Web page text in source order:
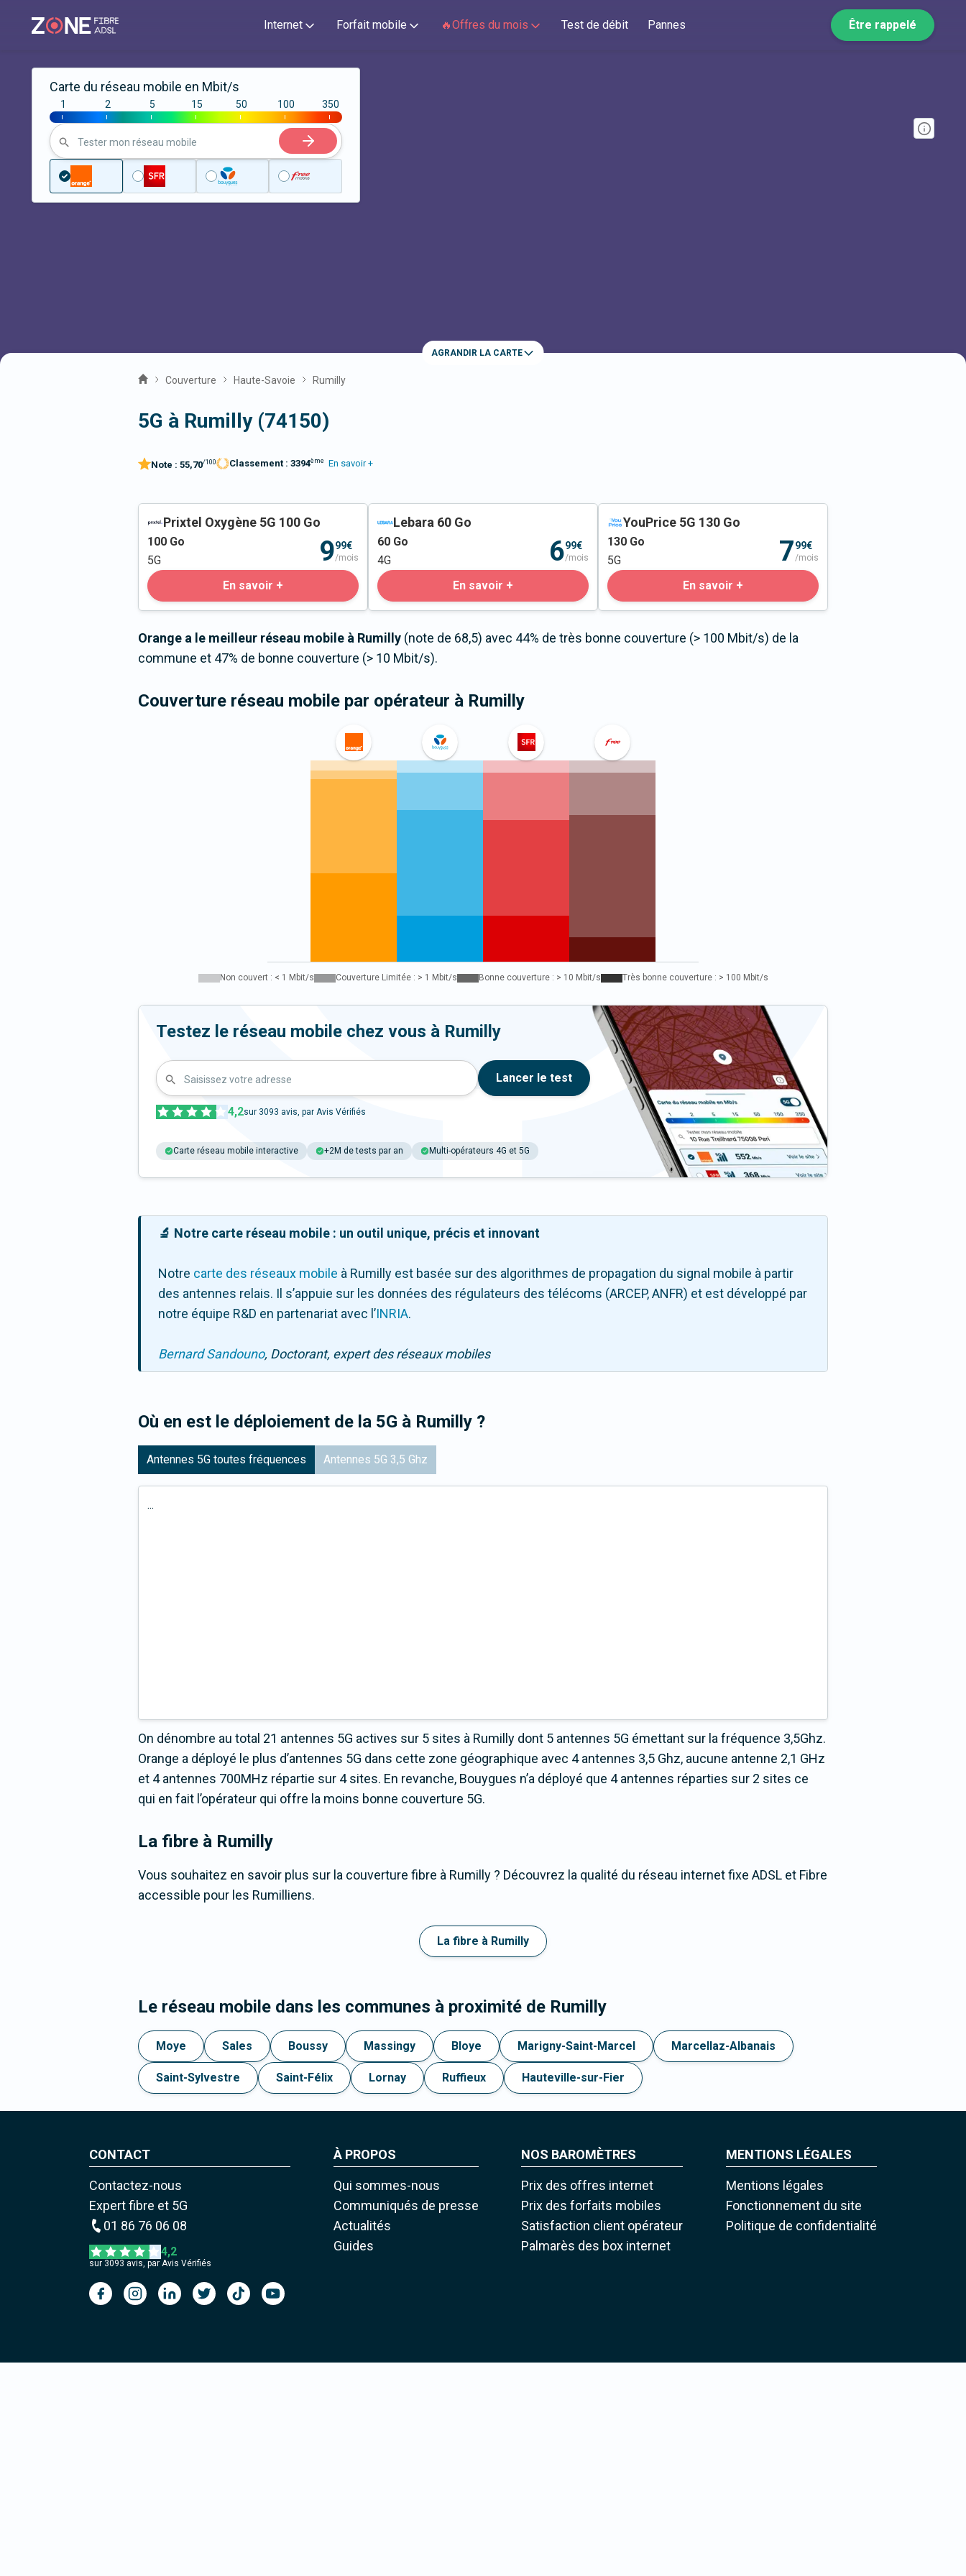
Internet Forfait mobile 🔥Offres du mois Test de débit Pannes Être rappelé
Carte du réseau mobile en Mbit/s
|
1
|
2
|
5
|
15
|
50
|
100
|
350
Tester mon réseau mobile
AGRANDIR LA CARTE
Couverture Haute-Savoie Rumilly
5G à Rumilly (74150)
Note : 55,70/100 Classement : 3394ème En savoir +
Prixtel Oxygène 5G 100 Go
100 Go
5G
999€
/mois
En savoir +
Lebara 60 Go
60 Go
4G
699€
/mois
En savoir +
YouPrice 5G 130 Go
130 Go
5G
799€
/mois
En savoir +
Orange a le meilleur réseau mobile à Rumilly (note de 68,5) avec 44% de très bonne couverture (> 100 Mbit/s) de la
commune et 47% de bonne couverture (> 10 Mbit/s).
Couverture réseau mobile par opérateur à Rumilly
Non couvert : < 1 Mbit/s Couverture Limitée : > 1 Mbit/s Bonne couverture : > 10 Mbit/s Très bonne couverture : > 100 Mbit/s
Testez le réseau mobile chez vous à Rumilly
Saisissez votre adresse Lancer le test
4,2sur 3093 avis, par Avis Vérifiés
Carte réseau mobile interactive +2M de tests par an Multi-opérateurs 4G et 5G
🔬 Notre carte réseau mobile : un outil unique, précis et innovant
Notre carte des réseaux mobile à Rumilly est basée sur des algorithmes de propagation du signal mobile à partir
des antennes relais. Il s’appuie sur les données des régulateurs des télécoms (ARCEP, ANFR) et est développé par
notre équipe R&D en partenariat avec l ’INRIA.
Bernard Sandouno, Doctorant, expert des réseaux mobiles
Où en est le déploiement de la 5G à Rumilly ?
Antennes 5G toutes fréquences Antennes 5G 3,5 Ghz
...
On dénombre au total 21 antennes 5G actives sur 5 sites à Rumilly dont 5 antennes 5G émettant sur la fréquence 3,5Ghz.
Orange a déployé le plus d’antennes 5G dans cette zone géographique avec 4 antennes 3,5 Ghz, aucune antenne 2,1 GHz
et 4 antennes 700MHz répartie sur 4 sites. En revanche, Bouygues n’a déployé que 4 antennes réparties sur 2 sites ce
qui en fait l’opérateur qui offre la moins bonne couverture 5G.
La fibre à Rumilly
Vous souhaitez en savoir plus sur la couverture fibre à Rumilly ? Découvrez la qualité du réseau internet fixe ADSL et Fibre
accessible pour les Rumilliens.
La fibre à Rumilly
Le réseau mobile dans les communes à proximité de Rumilly
Moye Sales Boussy Massingy Bloye Marigny-Saint-Marcel Marcellaz-Albanais
Saint-Sylvestre Saint-Félix Lornay Ruffieux Hauteville-sur-Fier
CONTACT
Contactez-nous
Expert fibre et 5G
01 86 76 06 08
4,2
sur 3093 avis, par Avis Vérifiés
À PROPOS
Qui sommes-nous
Communiqués de presse
Actualités
Guides
NOS BAROMÈTRES
Prix des offres internet
Prix des forfaits mobiles
Satisfaction client opérateur
Palmarès des box internet
MENTIONS LÉGALES
Mentions légales
Fonctionnement du site
Politique de confidentialité